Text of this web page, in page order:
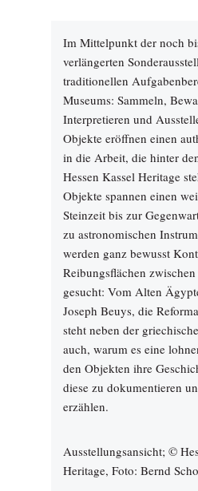
Im Mittelpunkt der noch
verlängerten
traditionellen
Museums: Sammeln,
Interpretieren und
Objekte eröffnen einen
in die Arbeit, die hinter
Hessen Kassel Heritage
Objekte spannen einen
Steinzeit bis zur
zu astronomischen
werden ganz bewusst
Reibungsflächen
gesucht: Vom Alten
Joseph Beuys, die
steht neben der
auch, warum es eine
den Objekten ihre
diese zu dokumentieren
erzählen.
Ausstellungsansicht; ©
Heritage, Foto: Bernd